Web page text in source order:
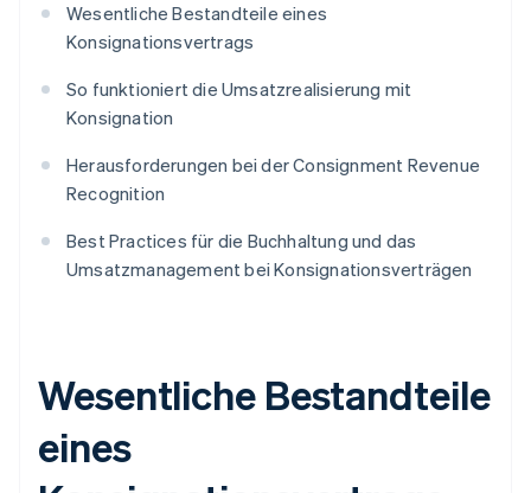
Wesentliche Bestandteile eines
Konsignationsvertrags
So funktioniert die Umsatzrealisierung mit
Konsignation
Herausforderungen bei der Consignment Revenue
Recognition
Best Practices für die Buchhaltung und das
Umsatzmanagement bei Konsignationsverträgen
Wesentliche Bestandteile
eines